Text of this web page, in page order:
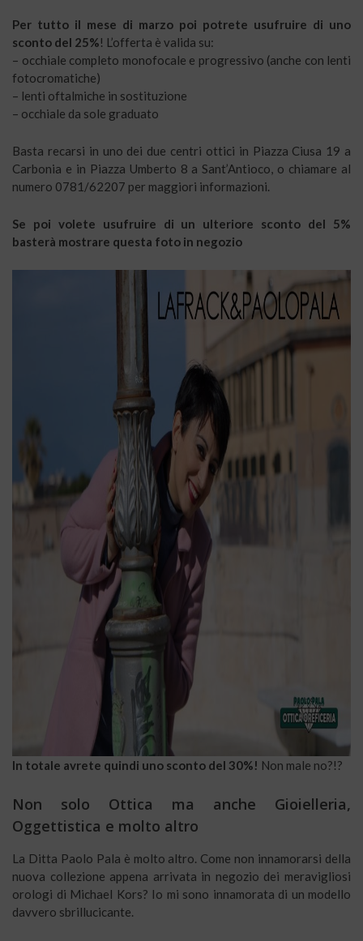
Per tutto il mese di marzo poi potrete usufruire di uno
sconto del 25%! L’offerta è valida su:
– occhiale completo monofocale e progressivo (anche con lenti
fotocromatiche)
– lenti oftalmiche in sostituzione
– occhiale da sole graduato
Basta recarsi in uno dei due centri ottici in Piazza Ciusa 19 a
Carbonia e in Piazza Umberto 8 a Sant’Antioco, o chiamare al
numero 0781/62207 per maggiori informazioni.
Se poi volete usufruire di un ulteriore sconto del 5%
basterà mostrare questa foto in negozio
In totale avrete quindi uno sconto del 30%! Non male no?!?
Non solo Ottica ma anche Gioielleria,
Oggettistica e molto altro
La Ditta Paolo Pala è molto altro. Come non innamorarsi della
nuova collezione appena arrivata in negozio dei meravigliosi
orologi di Michael Kors? Io mi sono innamorata di un modello
davvero sbrillucicante.